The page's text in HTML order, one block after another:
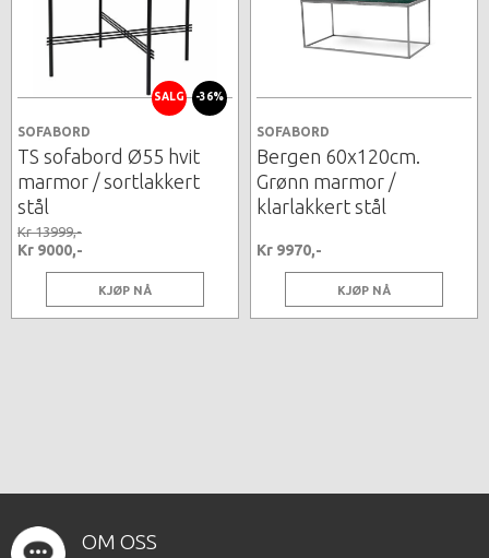
SALG -36%
SOFABORD
TS sofabord Ø55 hvit
marmor / sortlakkert
stål
Kr 13999,-
Kr 9000,-
KJØP NÅ
SOFABORD
Bergen 60x120cm.
Grønn marmor /
klarlakkert stål
Kr 9970,-
KJØP NÅ
OM OSS